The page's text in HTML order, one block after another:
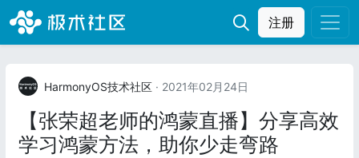
注册
HarmonyOS技术社区 · 2021年02月24日
【张荣超老师的鸿蒙直播】分享高效
学习鸿蒙方法，助你少走弯路